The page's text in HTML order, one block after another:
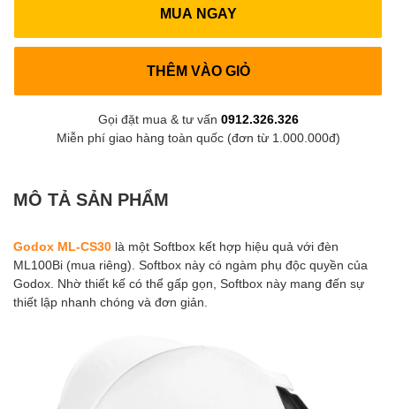
MUA NGAY
THÊM VÀO GIỎ
Gọi đặt mua & tư vấn 0912.326.326
Miễn phí giao hàng toàn quốc (đơn từ 1.000.000đ)
MÔ TẢ SẢN PHẨM
Godox ML-CS30 là một Softbox kết hợp hiệu quả với đèn
ML100Bi (mua riêng). Softbox này có ngàm phụ độc quyền của
Godox. Nhờ thiết kế có thể gấp gọn, Softbox này mang đến sự
thiết lập nhanh chóng và đơn giản.